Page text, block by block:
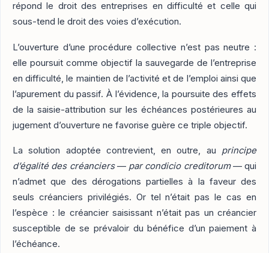
répond le droit des entreprises en difficulté et celle qui
sous-tend le droit des voies d’exécution.
L’ouverture d’une procédure collective n’est pas neutre :
elle poursuit comme objectif la sauvegarde de l’entreprise
en difficulté, le maintien de l’activité et de l’emploi ainsi que
l’apurement du passif. À l’évidence, la poursuite des effets
de la saisie-attribution sur les échéances postérieures au
jugement d’ouverture ne favorise guère ce triple objectif.
La solution adoptée contrevient, en outre, au principe
d’égalité des créanciers— par condicio creditorum— qui
n’admet que des dérogations partielles à la faveur des
seuls créanciers privilégiés. Or tel n’était pas le cas en
l’espèce : le créancier saisissant n’était pas un créancier
susceptible de se prévaloir du bénéfice d’un paiement à
l’échéance.